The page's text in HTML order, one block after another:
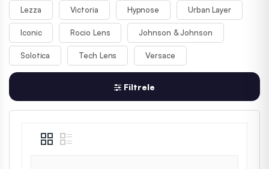
Lezza Victoria Hypnose Urban Layer
Iconic Rocio Lens Johnson & Johnson
Solotica Tech Lens Versace
Filtrele